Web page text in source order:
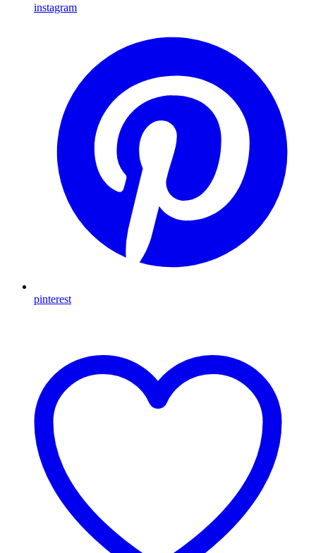
instagram
pinterest